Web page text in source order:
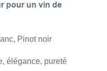
pour un vin de
Pinot noir
élégance, pureté